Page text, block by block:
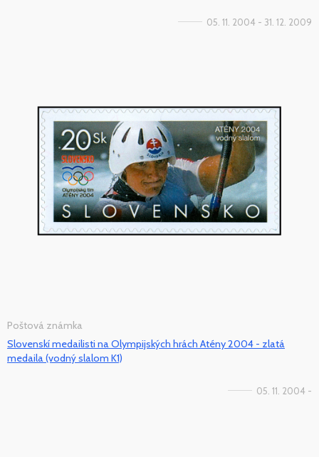
05. 11. 2004 - 31. 12. 2009
Poštová známka
Slovenskí medailisti na Olympijských hrách Atény 2004 - zlatá
medaila (vodný slalom K1)
05. 11. 2004 -